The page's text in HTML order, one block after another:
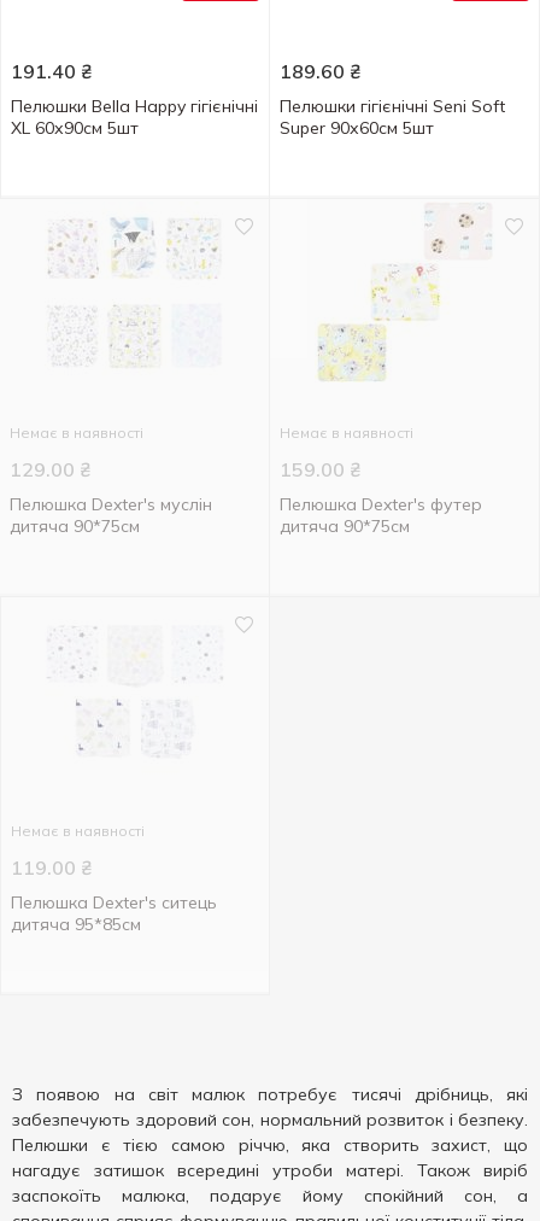
191.40 ₴
Пелюшки Bella Happy гігієнічні
XL 60х90см 5шт
189.60 ₴
Пелюшки гігієнічні Seni Soft
Super 90х60см 5шт
Немає в наявності
129.00 ₴
Пелюшка Dexter's муслін
дитяча 90*75см
Немає в наявності
159.00 ₴
Пелюшка Dexter's футер
дитяча 90*75см
Немає в наявності
119.00 ₴
Пелюшка Dexter's ситець
дитяча 95*85см
З появою на світ малюк потребує тисячі дрібниць, які
забезпечують здоровий сон, нормальний розвиток і безпеку.
Пелюшки є тією самою річчю, яка створить захист, що
нагадує затишок всередині утроби матері. Також виріб
заспокоїть малюка, подарує йому спокійний сон, а